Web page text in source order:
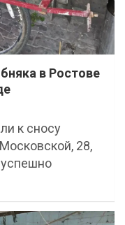
в Ростове
к сносу
28,